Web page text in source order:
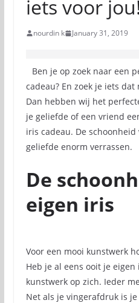
iets voor jou!
nourdin k January 31, 2019
Ben je op zoek naar een
cadeau? En zoek je iets
Dan hebben wij het
je geliefde of een vriend
iris cadeau. De
geliefde enorm verrassen.
De
eigen iris
Voor een mooi kunstwerk
Heb je al eens ooit je eigen
kunstwerk op zich. Ieder
Net als je vingerafdruk is